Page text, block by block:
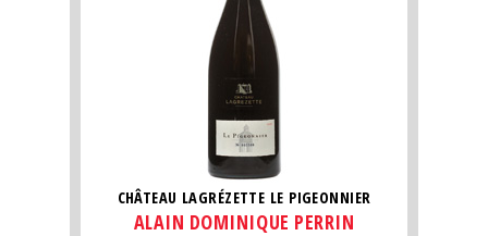
CHÂTEAU LAGRÉZETTE LE PIGEONNIER
ALAIN DOMINIQUE PERRIN